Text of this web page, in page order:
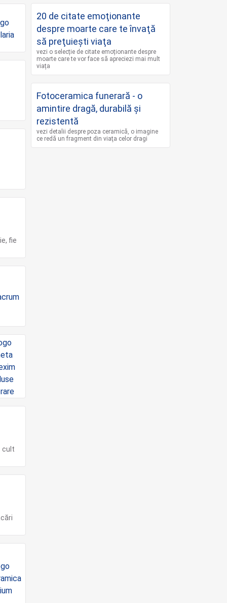
fie
cult
20 de citate emoţionante
despre moarte care te învaţă
să preţuieşti viaţa
vezi o selecție de citate emoționante despre
moarte care te vor face să apreciezi mai mult
viața
Fotoceramica funerară - o
amintire dragă, durabilă și
rezistentă
vezi detalii despre poza ceramică, o imagine
ce redă un fragment din viaţa celor dragi